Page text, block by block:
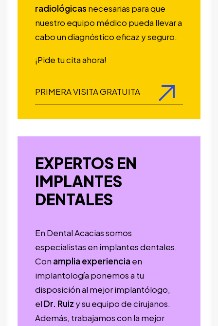
radiológicas necesarias para que
nuestro equipo médico pueda llevar a
cabo un diagnóstico eficaz y seguro.
¡Pide tu cita ahora!
PRIMERA VISITA GRATUITA
EXPERTOS EN
IMPLANTES
DENTALES
En Dental Acacias somos
especialistas en implantes dentales.
Con amplia experiencia en
implantología ponemos a tu
disposición al mejor implantólogo,
elDr. Ruiz y su equipo de cirujanos.
Además, trabajamos con la mejor